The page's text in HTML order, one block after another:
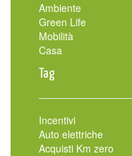
Ambiente
Green Life
Mobilità
Casa
Tag
Incentivi
Auto elettriche
Acquisti Km zero